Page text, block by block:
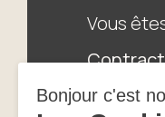
Vous
Contract
Espace